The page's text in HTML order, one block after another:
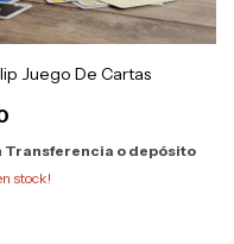
Juego De Cartas
Transferencia o depósito
stock!